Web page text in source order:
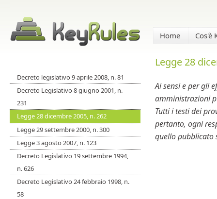
Home Cos'è
Decreto legislativo 9 aprile 2008, n. 81
Decreto Legislativo 8 giugno 2001, n.
231
Legge 28 dicembre 2005, n. 262
Legge 29 settembre 2000, n. 300
Legge 3 agosto 2007, n. 123
Decreto Legislativo 19 settembre 1994,
n. 626
Decreto Legislativo 24 febbraio 1998, n.
58
Legge 28
Ai sensi e per gli
amministrazioni
Tutti i testi dei
pertanto, ogni
quello pubblicato